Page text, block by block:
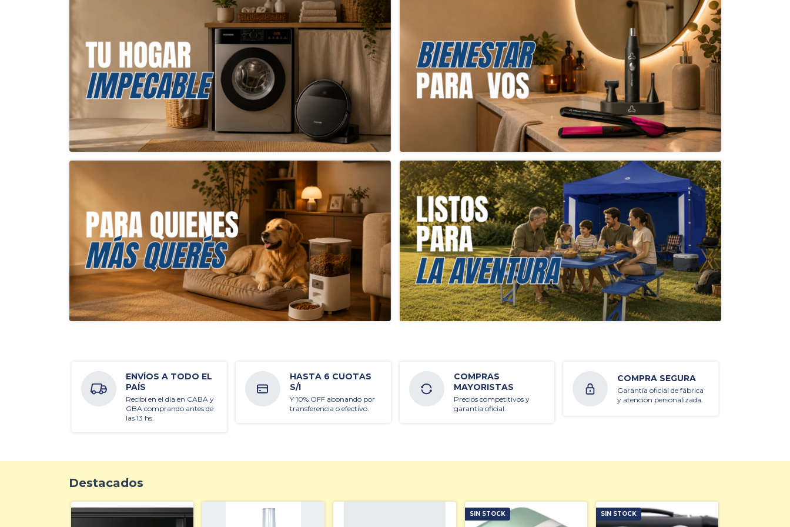
ENVÍOS A TODO EL
PAÍS
Recibí en el día en CABA y
GBA comprando antes de
las 13 hs.
HASTA 6 CUOTAS
S/I
Y 10% OFF abonando por
transferencia o efectivo.
COMPRAS
MAYORISTAS
Precios competitivos y
garantía oficial.
COMPRA SEGURA
Garantía oficial de fábrica
y atención personalizada.
Destacados
SIN STOCK SIN STOCK